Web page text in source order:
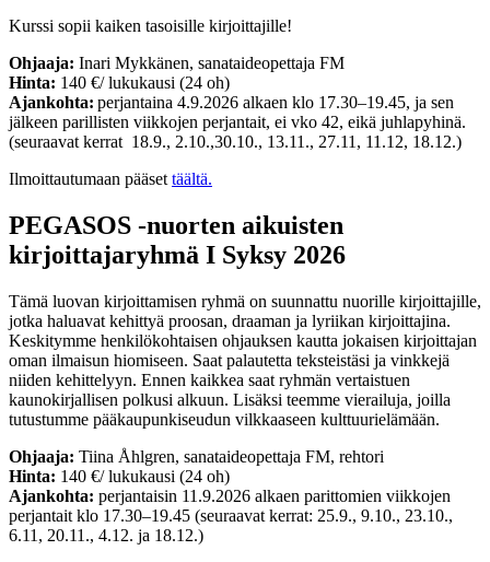
Kurssi sopii kaiken tasoisille kirjoittajille!
Ohjaaja: Inari Mykkänen, sanataideopettaja FM
Hinta: 140 €/ lukukausi (24 oh)
Ajankohta: perjantaina 4.9.2026 alkaen klo 17.30–19.45, ja sen
jälkeen parillisten viikkojen perjantait, ei vko 42, eikä juhlapyhinä.
(seuraavat kerrat 18.9., 2.10.,30.10., 13.11., 27.11, 11.12, 18.12.)
Ilmoittautumaan pääset täältä.
PEGASOS -nuorten aikuisten
kirjoittajaryhmä I Syksy 2026
Tämä luovan kirjoittamisen ryhmä on suunnattu nuorille kirjoittajille,
jotka haluavat kehittyä proosan, draaman ja lyriikan kirjoittajina.
Keskitymme henkilökohtaisen ohjauksen kautta jokaisen kirjoittajan
oman ilmaisun hiomiseen. Saat palautetta teksteistäsi ja vinkkejä
niiden kehittelyyn. Ennen kaikkea saat ryhmän vertaistuen
kaunokirjallisen polkusi alkuun. Lisäksi teemme vierailuja, joilla
tutustumme pääkaupunkiseudun vilkkaaseen kulttuurielämään.
Ohjaaja: Tiina Åhlgren, sanataideopettaja FM, rehtori
Hinta: 140 €/ lukukausi (24 oh)
Ajankohta: perjantaisin 11.9.2026 alkaen parittomien viikkojen
perjantait klo 17.30–19.45 (seuraavat kerrat: 25.9., 9.10., 23.10.,
6.11, 20.11., 4.12. ja 18.12.)